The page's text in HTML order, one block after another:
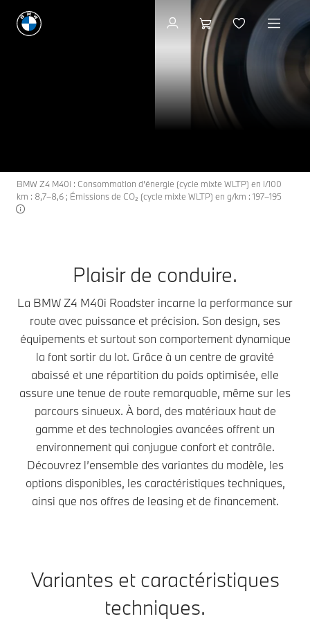
THE
Z4
La BMW Z4 M40i
Roadster.
BMW Z4 M40i : Consommation d’énergie (cycle mixte WLTP) en l/100
km : 8,7–8,6 ; Émissions de CO₂ (cycle mixte WLTP) en g/km : 197–195
Plaisir de conduire.
La BMW Z4 M40i Roadster incarne la performance sur
route avec puissance et précision. Son design, ses
équipements et surtout son comportement dynamique
la font sortir du lot. Grâce à un centre de gravité
abaissé et une répartition du poids optimisée, elle
assure une tenue de route remarquable, même sur les
parcours sinueux. À bord, des matériaux haut de
gamme et des technologies avancées offrent un
environnement qui conjugue confort et contrôle.
Découvrez l’ensemble des variantes du modèle, les
options disponibles, les caractéristiques techniques,
ainsi que nos offres de leasing et de financement.
Variantes et caractéristiques
techniques.